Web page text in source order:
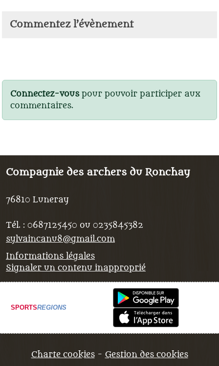
Commentez l’évènement
Connectez-vouspour pouvoir participer aux
commentaires.
Compagnie des archers du Ronchay
76810 Luneray
Tél. : 0687125450 ou 0235845382
sylvaincanu8@gmail.com
Informations légales
Signaler un contenu inapproprié
SPORTSREGIONS
Charte cookies Gestion des cookies